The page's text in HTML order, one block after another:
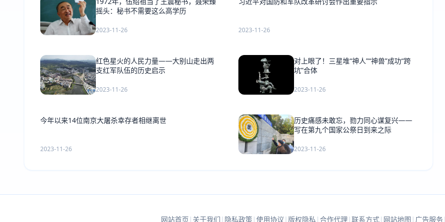
摇头：秘书不需要这么高学历
2023-11-26 2023-11-26
红色星火的人民力量——大别山走出两
支红军队伍的历史启示
2023-11-26
对上眼了！三星堆“神人”“神兽”成功“跨
坑”合体
2023-11-26
今年以来14位南京大屠杀幸存者相继离世
2023-11-26
历史痛感未敢忘，勠力同心谋复兴——
写在第九个国家公祭日到来之际
2023-11-26
网站首页 | 关于我们 | 隐私政策| 使用协议 | 版权隐私 | 合作代理 | 联系方式| 网站地图 | 广告服务|